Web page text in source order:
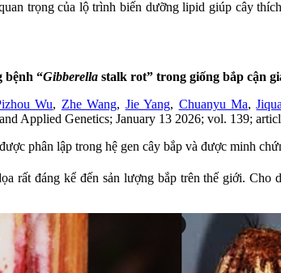
trọng của lộ trình biến dưỡng lipid giúp cây
bệnh “Gibberella stalk rot” trong giống bắp cận
Wu, Zhe Wang, Jie Yang, Chuanyu Ma,
Applied Genetics; January 13 2026; vol. 139;
phân lập trong hệ gen cây bắp và được minh
rất đáng kể đến sản lượng bắp trên thế giới.